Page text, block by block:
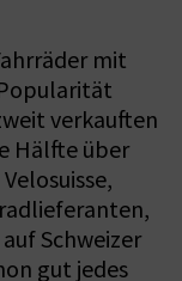
mit
verkauften
Hälfte über
Schweizer
gut jedes